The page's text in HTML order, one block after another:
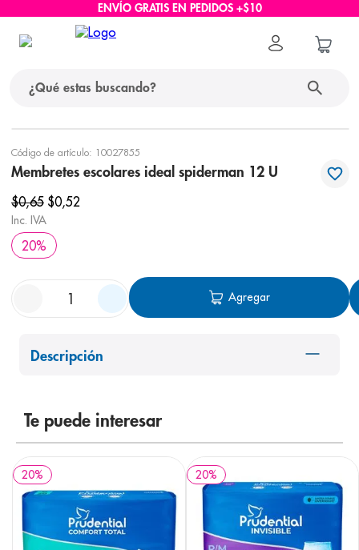
ENVÍO GRATIS EN PEDIDOS +$10
Código de artículo: 10027855
Membretes escolares ideal spiderman 12 U
$0,65 $0,52
Inc. IVA
20%
Agregar
Descripción
Te puede interesar
20% 20%
1. protector solar
2. pañales
3. eucerin
nivea
6. shampoo
7 bioderma
10